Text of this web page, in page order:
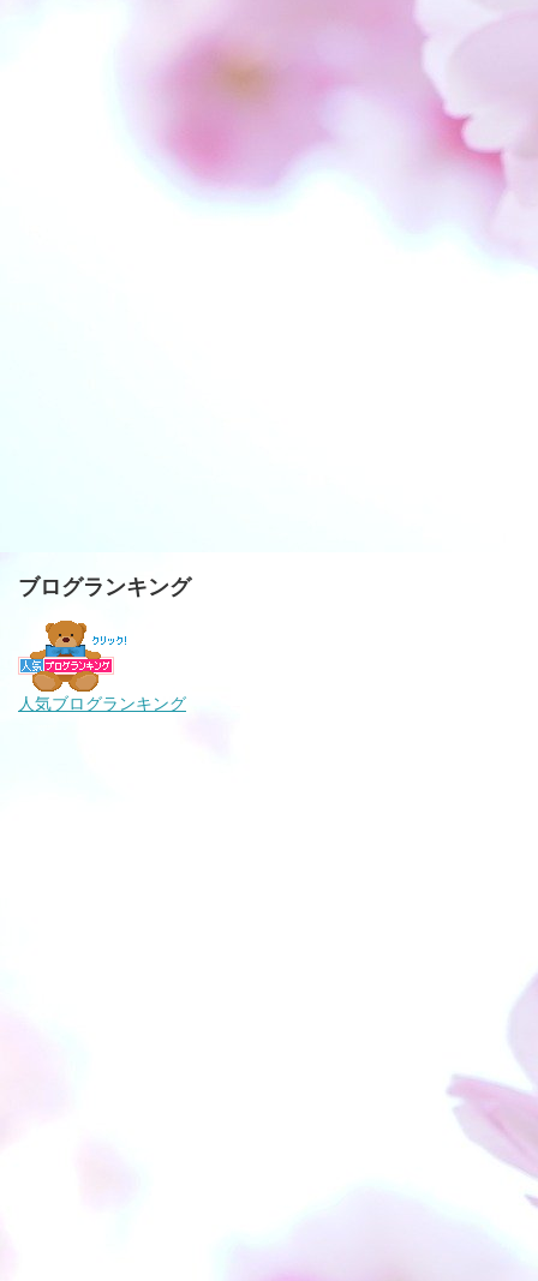
ブログランキング
人気ブログランキング